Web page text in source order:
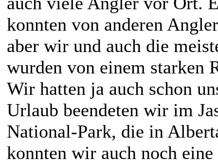
konnten von anderen
aber wir und auch die
wurden von einem starken
Wir hatten ja auch schon
Urlaub beendeten wir im
National-Park, die in
konnten wir auch noch